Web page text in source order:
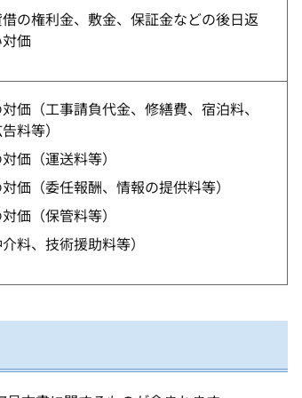
の権利金、敷金、保証金などの後日返
価
価（工事請負代金、修繕費、宿泊料、
料等）
価（運送料等）
価（委任報酬、情報の提供料等）
価（保管料等）
料、技術援助料等）